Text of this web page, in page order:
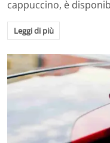
cappuccino, è
Leggi di più